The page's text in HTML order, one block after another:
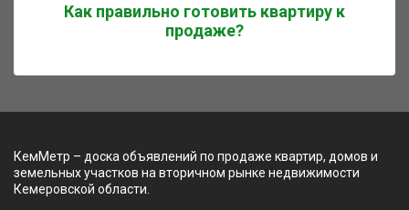
Как правильно готовить квартиру к
продаже?
КемМетр – доска объявлений по продаже квартир, домов и
земельных участков на вторичном рынке недвижимости
Кемеровской области.